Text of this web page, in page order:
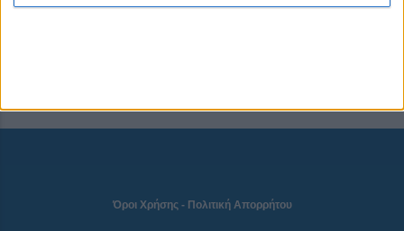
Όροι Χρήσης- Πολιτική Απορρήτου